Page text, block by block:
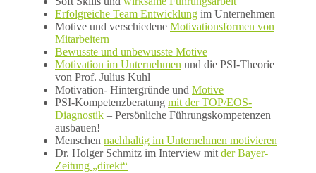
Erfolgreiche Team Entwicklung im Unternehmen
Motive und verschiedene Motivationsformen von
Mitarbeitern
Bewusste und unbewusste Motive
Motivation im Unternehmen und die PSI-Theorie
von Prof. Julius Kuhl
Motivation- Hintergründe und Motive
PSI-Kompetenzberatung mit der TOP/EOS-
Diagnostik – Persönliche Führungskompetenzen
ausbauen!
Menschen nachhaltig im Unternehmen motivieren
Dr. Holger Schmitz im Interview mit der Bayer-
Zeitung „direkt“